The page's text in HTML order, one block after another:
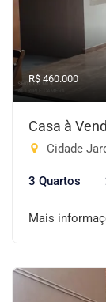
R$ 460.000
Casa à
Cidade
3 Quartos
Mais